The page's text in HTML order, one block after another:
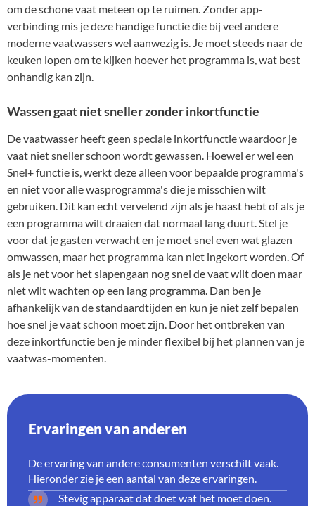
om de schone vaat meteen op te ruimen. Zonder app-
verbinding mis je deze handige functie die bij veel andere
moderne vaatwassers wel aanwezig is. Je moet steeds naar de
keuken lopen om te kijken hoever het programma is, wat best
onhandig kan zijn.
Wassen gaat niet sneller zonder inkortfunctie
De vaatwasser heeft geen speciale inkortfunctie waardoor je
vaat niet sneller schoon wordt gewassen. Hoewel er wel een
Snel+ functie is, werkt deze alleen voor bepaalde programma's
en niet voor alle wasprogramma's die je misschien wilt
gebruiken. Dit kan echt vervelend zijn als je haast hebt of als je
een programma wilt draaien dat normaal lang duurt. Stel je
voor dat je gasten verwacht en je moet snel even wat glazen
omwassen, maar het programma kan niet ingekort worden. Of
als je net voor het slapengaan nog snel de vaat wilt doen maar
niet wilt wachten op een lang programma. Dan ben je
afhankelijk van de standaardtijden en kun je niet zelf bepalen
hoe snel je vaat schoon moet zijn. Door het ontbreken van
deze inkortfunctie ben je minder flexibel bij het plannen van je
vaatwas-momenten.
Ervaringen van anderen
De ervaring van andere consumenten verschilt vaak.
Hieronder zie je een aantal van deze ervaringen.
Stevig apparaat dat doet wat het moet doen.